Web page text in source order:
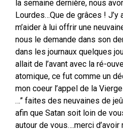
la semaine dernière, nous
Lourdes…Que de grâces ! J’y
m’aider à lui offrir une
nous le demande dans son
dans les journaux quelques
allait de l’avant avec la ré-
atomique, ce fut comme un
mon coeur l’appel de la
…” faites des neuvaines de
afin que Satan soit loin de
autour de vous….merci d’avoir